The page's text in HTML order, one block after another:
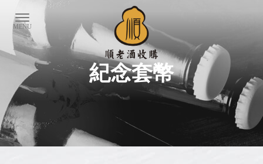
紀念套幣